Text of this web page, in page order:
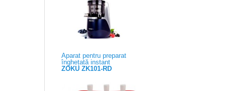
Aparat pentru preparat
înghețată instant
ZOKU ZK101-RD